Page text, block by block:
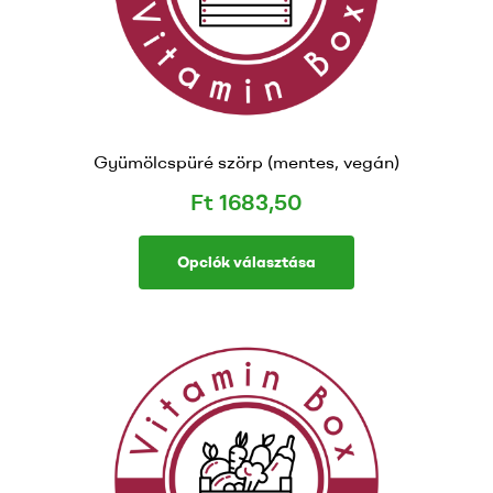
Gyümölcspüré szörp (mentes, vegán)
Ft 1683,50
Opciók választása
terméknek
több
variációja
van.
A
változatok